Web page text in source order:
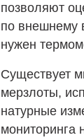
позволяют
по внешнему
нужен
Существует
мерзлоты,
натурные
мониторинга